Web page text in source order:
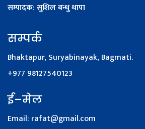
सम्पादक: सुशिल बन्धु थापा
सम्पर्क
Bhaktapur, Suryabinayak, Bagmati.
+977 98127540123
ई–मेल
Email: rafat@gmail.com